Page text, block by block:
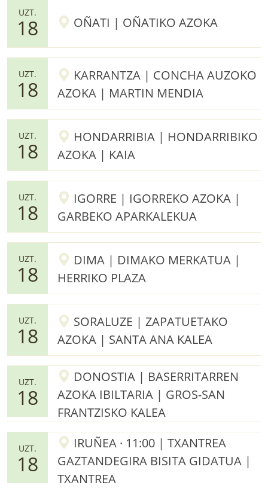
UZT.
18 OÑATI | OÑATIKO AZOKA
UZT.
18
KARRANTZA | CONCHA AUZOKO
AZOKA | MARTIN MENDIA
UZT.
18
HONDARRIBIA | HONDARRIBIKO
AZOKA | KAIA
UZT.
18
IGORRE | IGORREKO AZOKA |
GARBEKO APARKALEKUA
UZT.
18
DIMA | DIMAKO MERKATUA |
HERRIKO PLAZA
UZT.
18
SORALUZE | ZAPATUETAKO
AZOKA | SANTA ANA KALEA
UZT.
18
DONOSTIA | BASERRITARREN
AZOKA IBILTARIA | GROS-SAN
FRANTZISKO KALEA
UZT.
18
IRUÑEA · 11:00 | TXANTREA
GAZTANDEGIRA BISITA GIDATUA |
TXANTREA